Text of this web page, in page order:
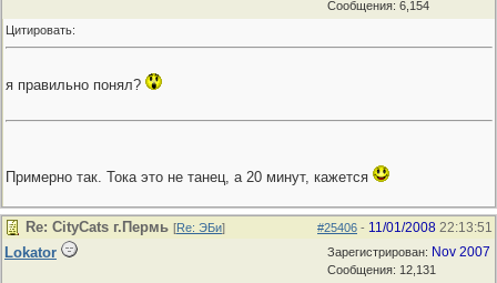
Сообщения: 6,154
Цитировать:
я правильно понял?
Примерно так. Тока это не танец, а 20 минут, кажется
#25406 - 11/01/2008 22:13:51
Re: CityCats г.Пермь [Re: ЭБи]
Зарегистрирован: Nov 2007
Сообщения: 12,131
Lokator